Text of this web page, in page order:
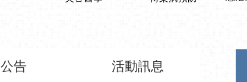
公告 活動訊息